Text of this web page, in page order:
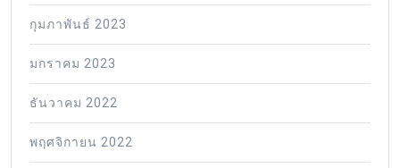
กุมภาพันธ์ 2023
มกราคม 2023
ธันวาคม 2022
พฤศจิกายน 2022